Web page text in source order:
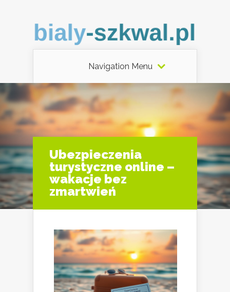
Navigation Menu
Ubezpieczenia
turystyczne online –
wakacje bez
zmartwień